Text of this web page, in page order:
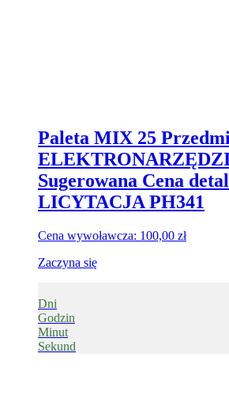
Paleta MIX 25
Sugerowana Cena
LICYTACJA PH341
Cena wywoławcza: 100,00 zł
Zaczyna się
Dni
Godzin
Minut
Sekund